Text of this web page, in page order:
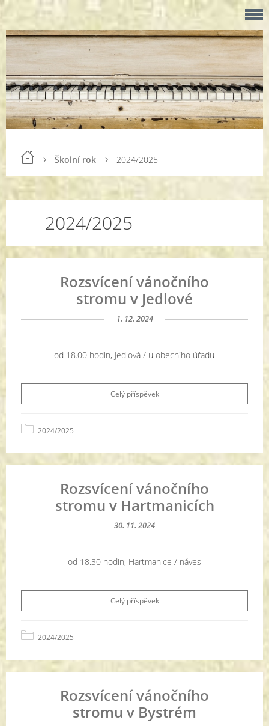
Školní rok 2024/2025
2024/2025
Rozsvícení vánočního
stromu v Jedlové
1. 12. 2024
od 18.00 hodin, Jedlová / u obecního úřadu
Celý příspěvek
2024/2025
Rozsvícení vánočního
stromu v Hartmanicích
30. 11. 2024
od 18.30 hodin, Hartmanice / náves
Celý příspěvek
2024/2025
Rozsvícení vánočního
stromu v Bystrém